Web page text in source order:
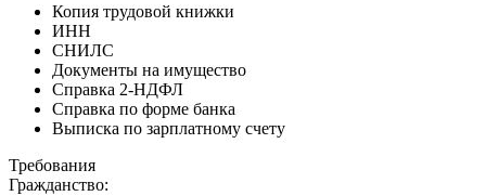
Копия трудовой книжки
ИНН
СНИЛС
Документы на имущество
Справка 2-НДФЛ
Справка по форме банка
Выписка по зарплатному счету
Требования
Гражданство: